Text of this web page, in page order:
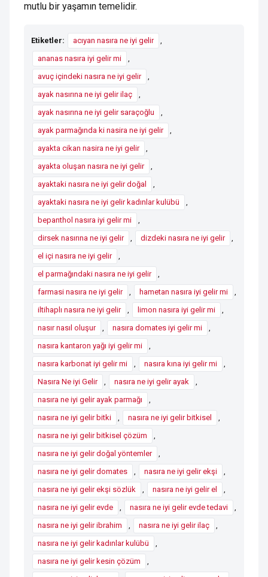
mutlu bir yaşamın temelidir.
Etiketler: acıyan nasıra ne iyi gelir
,
ananas nasıra iyi gelir mi
,
avuç içindeki nasıra ne iyi gelir
,
ayak nasırına ne iyi gelir ilaç
,
ayak nasırına ne iyi gelir saraçoğlu
,
ayak parmağında ki nasira ne iyi gelir
,
ayakta cikan nasira ne iyi gelir
,
ayakta oluşan nasıra ne iyi gelir
,
ayaktaki nasıra ne iyi gelir doğal
,
ayaktaki nasıra ne iyi gelir kadınlar kulübü
,
bepanthol nasıra iyi gelir mi
,
dirsek nasırına ne iyi gelir
, dizdeki nasıra ne iyi gelir
,
el içi nasıra ne iyi gelir
,
el parmağındaki nasıra ne iyi gelir
,
farmasi nasıra ne iyi gelir
, hametan nasıra iyi gelir mi
,
iltihaplı nasıra ne iyi gelir
, limon nasıra iyi gelir mi
,
nasır nasıl oluşur
, nasıra domates iyi gelir mi
,
nasıra kantaron yağı iyi gelir mi
,
nasıra karbonat iyi gelir mi
, nasıra kına iyi gelir mi
,
Nasıra Ne iyi Gelir
, nasıra ne iyi gelir ayak
,
nasıra ne iyi gelir ayak parmağı
,
nasıra ne iyi gelir bitki
, nasıra ne iyi gelir bitkisel
,
nasıra ne iyi gelir bitkisel çözüm
,
nasıra ne iyi gelir doğal yöntemler
,
nasıra ne iyi gelir domates
, nasıra ne iyi gelir ekşi
,
nasıra ne iyi gelir ekşi sözlük
, nasıra ne iyi gelir el
,
nasıra ne iyi gelir evde
, nasıra ne iyi gelir evde tedavi
,
nasıra ne iyi gelir ibrahim
, nasıra ne iyi gelir ilaç
,
nasıra ne iyi gelir kadınlar kulübü
,
nasıra ne iyi gelir kesin çözüm
,